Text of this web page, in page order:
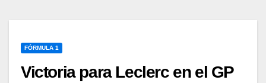
FÓRMULA 1
Victoria para Leclerc en el GP